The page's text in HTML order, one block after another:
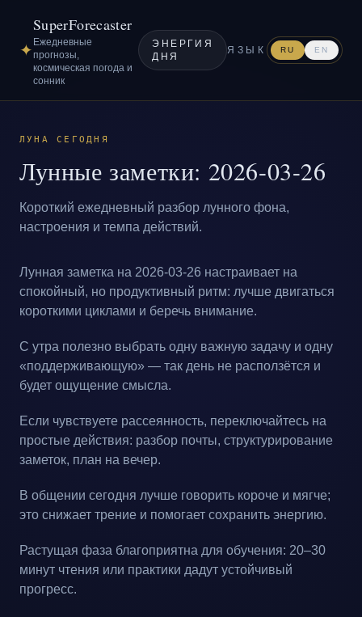
✦
SuperForecaster
Ежедневные
прогнозы,
космическая погода и
сонник
ЭНЕРГИЯ
ДНЯ
ЯЗЫК RU EN
ЛУНА СЕГОДНЯ
Лунные заметки: 2026-03-26
Короткий ежедневный разбор лунного фона,
настроения и темпа действий.
Лунная заметка на 2026-03-26 настраивает на
спокойный, но продуктивный ритм: лучше двигаться
короткими циклами и беречь внимание.
С утра полезно выбрать одну важную задачу и одну
«поддерживающую» — так день не расползётся и
будет ощущение смысла.
Если чувствуете рассеянность, переключайтесь на
простые действия: разбор почты, структурирование
заметок, план на вечер.
В общении сегодня лучше говорить короче и мягче;
это снижает трение и помогает сохранить энергию.
Растущая фаза благоприятна для обучения: 20–30
минут чтения или практики дадут устойчивый
прогресс.